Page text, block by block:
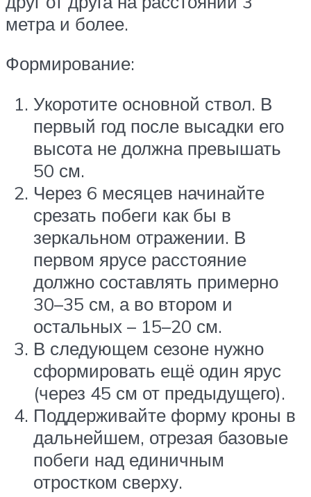
метра и более.
Формирование:
Укоротите основной ствол. В
первый год после высадки его
высота не должна превышать
50 см.
Через 6 месяцев начинайте
срезать побеги как бы в
зеркальном отражении. В
первом ярусе расстояние
должно составлять примерно
30–35 см, а во втором и
остальных – 15–20 см.
В следующем сезоне нужно
сформировать ещё один ярус
(через 45 см от предыдущего).
Поддерживайте форму кроны в
дальнейшем, отрезая базовые
побеги над единичным
отростком сверху.